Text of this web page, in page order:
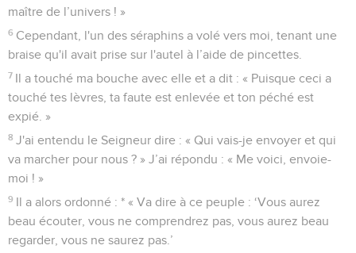
maître de l’univers ! »
6 Cependant, l'un des séraphins a volé vers moi, tenant une
braise qu'il avait prise sur l'autel à l’aide de pincettes.
7 Il a touché ma bouche avec elle et a dit : « Puisque ceci a
touché tes lèvres, ta faute est enlevée et ton péché est
expié. »
8 J'ai entendu le Seigneur dire : « Qui vais-je envoyer et qui
va marcher pour nous ? » J’ai répondu : « Me voici, envoie-
moi ! »
9 Il a alors ordonné : * « Va dire à ce peuple : ‘Vous aurez
beau écouter, vous ne comprendrez pas, vous aurez beau
regarder, vous ne saurez pas.’